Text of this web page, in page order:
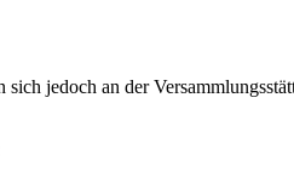
jedoch an der